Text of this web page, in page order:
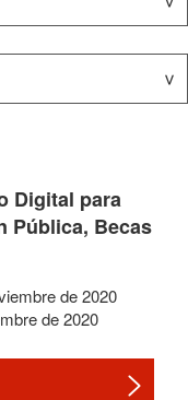
Digital para
Pública, Becas
de2020
de2020